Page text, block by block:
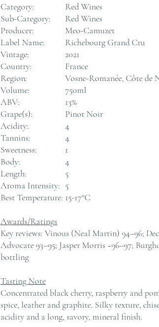
Category:
Red Wines
Sub-Category:
Red Wines
Producer:
Meo-Camuzet
Label Name:
Richebourg Grand Cru
Vintage:
2021
Country:
France
Region:
Vosne-Romanée, Côte de
Volume:
750ml
ABV:
13%
Grape(s):
Pinot Noir
Acidity:
4
Tannins:
4
Sweetness:
1
Body:
4
Length:
5
Aroma Intensity: 5
Best Temperature: 15-17°C
Awards/Ratings
Key reviews: Vinous (Neal Martin) 94–96;
Advocate 93–95; Jasper Morris ~96–97;
bottling
Tasting Note
Concentrated black cherry, raspberry and
spice, leather and graphite. Silky texture,
acidity and a long, savory, mineral finish.